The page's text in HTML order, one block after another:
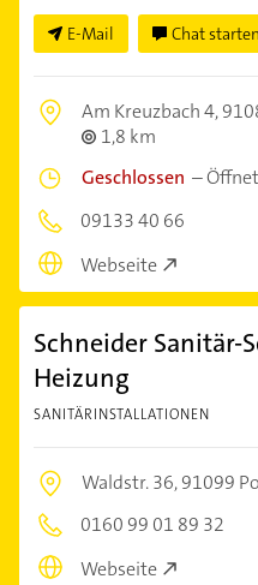
E-Mail Chat starten
Am Kreuzbach 4,
1,8 km
Geschlossen –
09133 40 66
Webseite
Schneider Sanitär-
Heizung
SANITÄRINSTALLATIONEN
Waldstr. 36,91099
0160 99 01 89 32
Webseite